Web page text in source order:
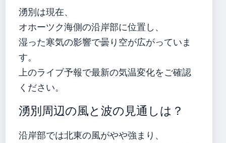
湧別は現在、
オホーツク海側の沿岸部に位置し、
湿った寒気の影響で曇り空が広がっていま
す。
上のライブ予報で最新の気温変化をご確認
ください。
湧別周辺の風と波の見通しは？
沿岸部では北東の風がやや強まり、